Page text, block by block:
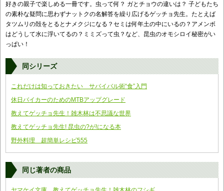
好きの親子で楽しめる一冊です。虫って何？ ガとチョウの違いは？ 子どもたち
の素朴な疑問に思わずナットクの名解答を繰り広げるゲッチョ先生。たとえば
タツムリの殻をとるとナメクジになる？セミは何年土の中にいるの？アメンボ
はどうして水に浮いてるの？ミミズって虫？など、昆虫のオモシロイ秘密がい
っぱい！
同シリーズ
これだけは知っておきたい サバイバル術“食”入門
休日バイカーのためのMTBアップグレード
教えてゲッチョ先生！雑木林は不思議な世界
教えてゲッチョ先生! 昆虫の?が!になる本
野外料理 超簡単レシピ555
同じ著者の商品